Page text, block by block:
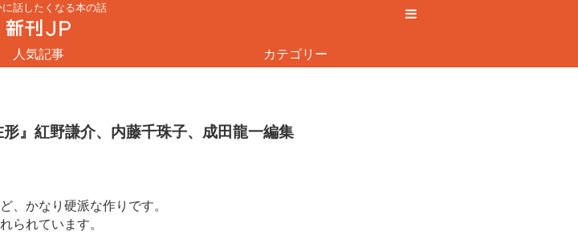
に話したくなる本の話
人気記事 カテゴリー
』紅野謙介、内藤千珠子、成田龍一編集
、かなり硬派な作りです。
られています。